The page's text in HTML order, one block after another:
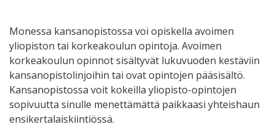
Monessa kansanopistossa voi opiskella avoimen
yliopiston tai korkeakoulun opintoja. Avoimen
korkeakoulun opinnot sisältyvät lukuvuoden kestäviin
kansanopistolinjoihin tai ovat opintojen pääsisältö.
Kansanopistossa voit kokeilla yliopisto-opintojen
sopivuutta sinulle menettämättä paikkaasi yhteishaun
ensikertalaiskiintiössä.